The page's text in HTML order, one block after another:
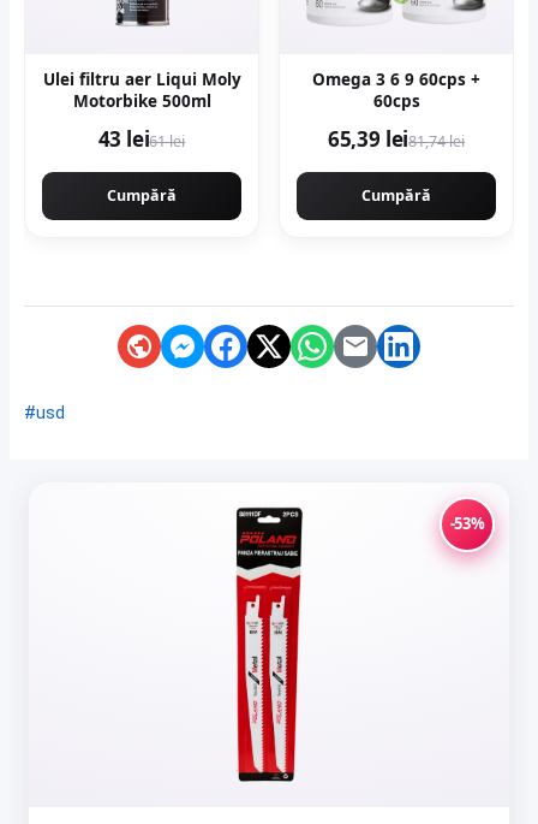
Ulei filtru aer Liqui Moly
Motorbike 500ml
43 lei61 lei
Cumpără
Omega 3 6 9 60cps +
60cps
65,39 lei81,74 lei
Cumpără
#usd
-53%